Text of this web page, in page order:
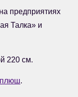
предприятиях
Талка» и
220 см.
плюш.